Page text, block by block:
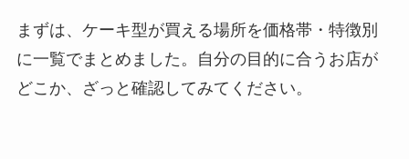
まずは、ケーキ型が買える場所を価格帯・特徴別
に一覧でまとめました。自分の目的に合うお店が
どこか、ざっと確認してみてください。